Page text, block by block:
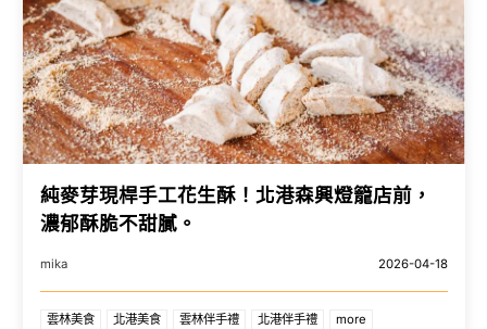
純麥芽現桿手工花生酥！北港森興燈籠店前，
濃郁酥脆不甜膩。
mika 2026-04-18
雲林美食 北港美食 雲林伴手禮 北港伴手禮 more